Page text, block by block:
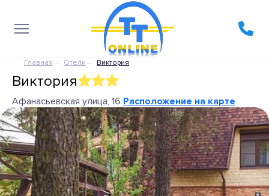
Главная Отели Виктория
Виктория
Афанасьевская улица, 16 Расположение на карте